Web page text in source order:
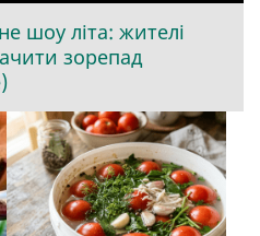
шоу літа: жителі
зорепад